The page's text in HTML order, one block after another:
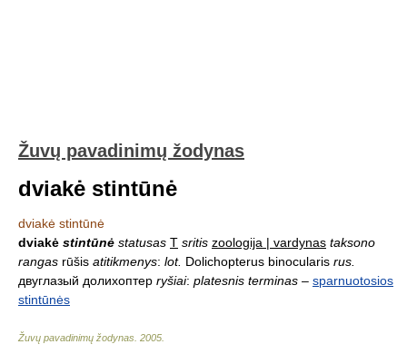
Žuvų pavadinimų žodynas
dviakė stintūnė
dviakė stintūnė
dviakė stintūnė statusas T sritis zoologija | vardynas taksono
rangas rūšis atitikmenys: lot. Dolichopterus binocularis rus.
двуглазый долихоптер ryšiai: platesnis terminas – sparnuotosios
stintūnės
Žuvų pavadinimų žodynas 2005